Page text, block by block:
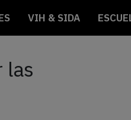
VIH & SIDA
las